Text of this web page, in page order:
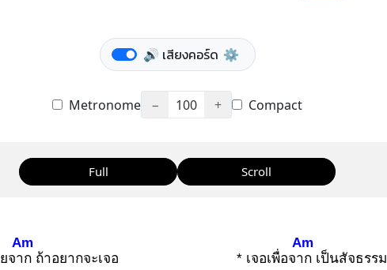
🔊 เสียงคอร์ด ⚙️
Metronome − 100 + Compact
Full Scroll
จาก
Am
ถ้าอยากจะเจอ
* เจอเพื่อจาก
Am
เป็นสัจธรรม